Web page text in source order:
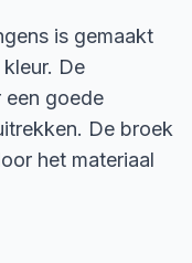
is gemaakt
De
een goede
De broek
het materiaal